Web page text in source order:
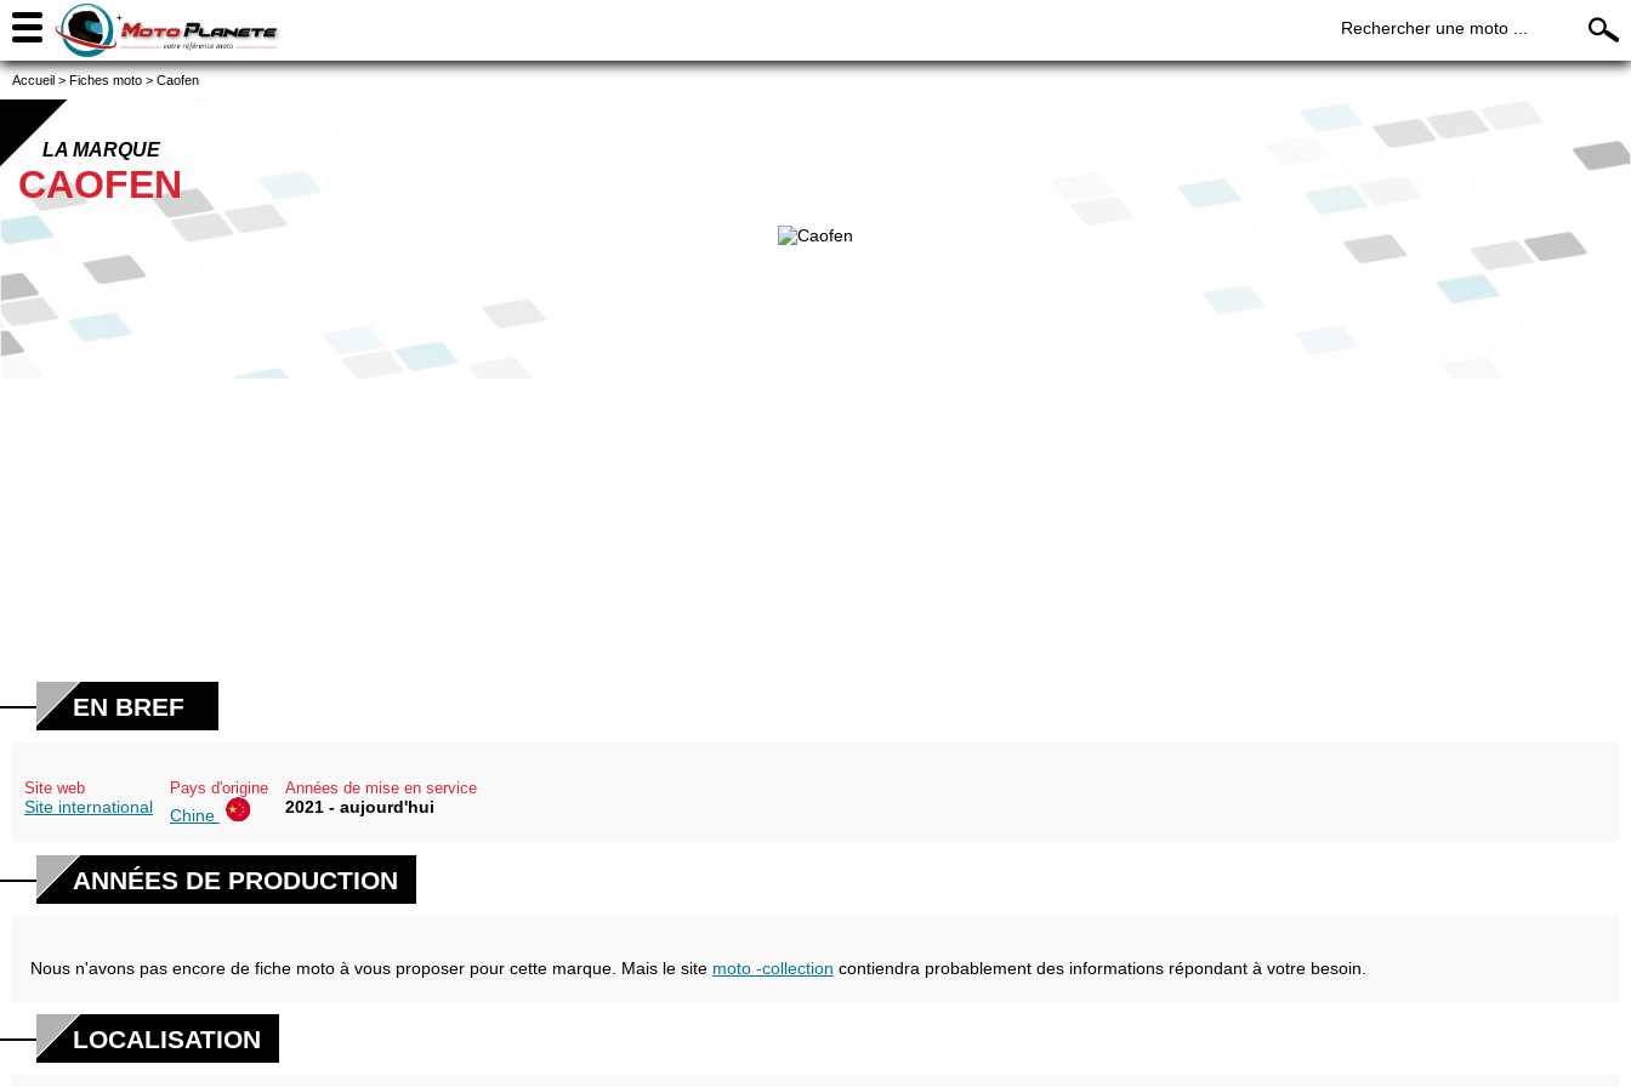
Rechercher une moto ...
Accueil > Fiches moto > Caofen
LA MARQUE
CAOFEN
EN BREF
Site web
Site international
Pays d'origine
Chine
Années de mise en service
2021 - aujourd'hui
ANNÉES DE PRODUCTION
Nous n'avons pas encore de fiche moto à vous proposer pour cette marque. Mais le site moto -collection contiendra probablement des informations répondant à votre besoin.
LOCALISATION